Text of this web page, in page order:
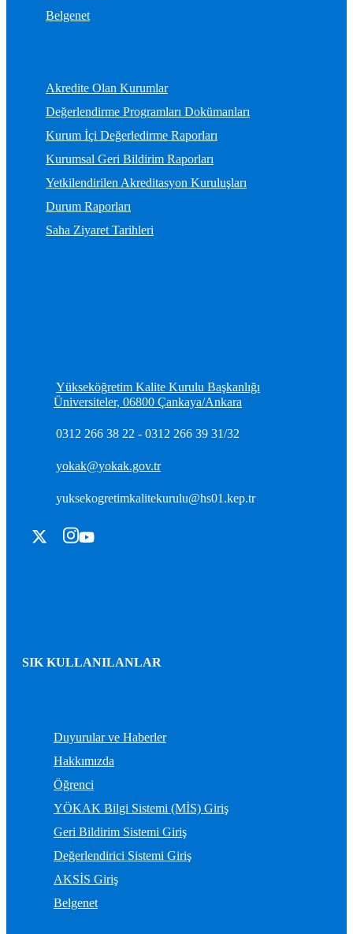
Belgenet
Akredite Olan Kurumlar
Değerlendirme Programları Dokümanları
Kurum İçi Değerledirme Raporları
Kurumsal Geri Bildirim Raporları
Yetkilendirilen Akreditasyon Kuruluşları
Durum Raporları
Saha Ziyaret Tarihleri
Yükseköğretim Kalite Kurulu Başkanlığı
Üniversiteler, 06800 Çankaya/Ankara
0312 266 38 22 - 0312 266 39 31/32
yokak@yokak.gov.tr
yuksekogretimkalitekurulu@hs01.kep.tr
SIK KULLANILANLAR
Duyurular ve Haberler
Hakkımızda
Öğrenci
YÖKAK Bilgi Sistemi (MİS) Giriş
Geri Bildirim Sistemi Giriş
Değerlendirici Sistemi Giriş
AKSİS Giriş
Belgenet